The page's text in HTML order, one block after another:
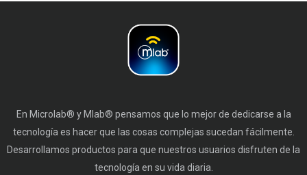
En Microlab® y Mlab® pensamos que lo mejor de dedicarse a la
tecnología es hacer que las cosas complejas sucedan fácilmente.
Desarrollamos productos para que nuestros usuarios disfruten de la
tecnología en su vida diaria.